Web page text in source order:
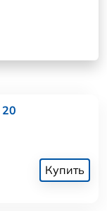
Купить